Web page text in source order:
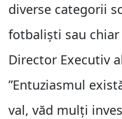
diverse categorii
fotbaliști sau chiar
Director Executiv
”Entuziasmul
val, văd mulți